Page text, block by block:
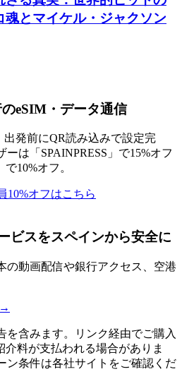
とマイケル・ジャクソン
eSIM・データ通信
発前にQR読み込みで設定完
は「SPAINPRESS」で15%オフ
10%オフ。
10%オフはこちら
ビスをスペインから安全に
の動画配信や銀行アクセス、空港
→
を含みます。リンク経由でご購入
介料が支払われる場合がありま
ン条件は各社サイトをご確認くだ